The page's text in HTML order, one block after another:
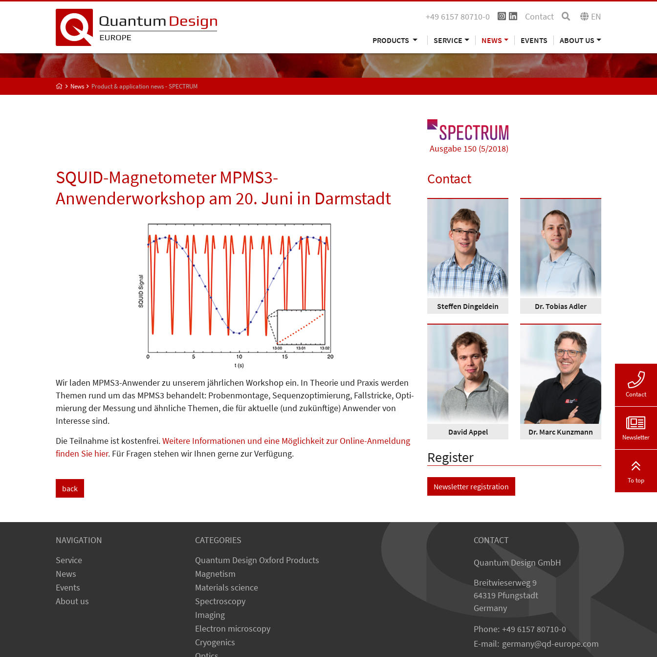
+49 6157 80710-0 Contact EN
PRODUCTS SERVICE NEWS EVENTS ABOUT US
News Product & application news - SPECTRUM
Ausgabe 150 (5/2018)
SQUID-Magnetometer MPMS3-
Anwenderworkshop am 20. Juni in Darmstadt
Wir laden MPMS3-Anwender zu unse­rem jährlichen Workshop ein. In Theorie und Praxis werden
Themen rund um das MPMS3 behandelt: Probenmontage, Se­quenz­optimierung, Fallstricke, Opti­
mie­rung der Messung und ähnliche Themen, die für aktuelle (und zukünftige) Anwender von
Interesse sind.
Die Teilnahme ist kostenfrei.Weitere Informationen und eine Möglichkeit zur Online-Anmeldung
finden Sie hier. Für Fragen stehen wir Ihnen gerne zur Verfügung.
back
Contact
Steffen Dingeldein Dr. Tobias Adler
David Appel Dr. Marc Kunzmann
Register
Newsletter registration
NAVIGATION
Service
News
Events
About us
CATEGORIES
Quantum Design Oxford Products
Magnetism
Materials science
Spectroscopy
Imaging
Electron microscopy
Cryogenics
CONTACT
Quantum Design GmbH
Breitwieserweg 9
64319 Pfungstadt
Germany
Phone: +49 6157 80710-0
E-mail: germany qd-europe.com
Contact
Newsletter
To top